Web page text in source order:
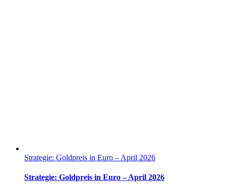
Strategie: Goldpreis in Euro – April 2026
Strategie: Goldpreis in Euro – April 2026